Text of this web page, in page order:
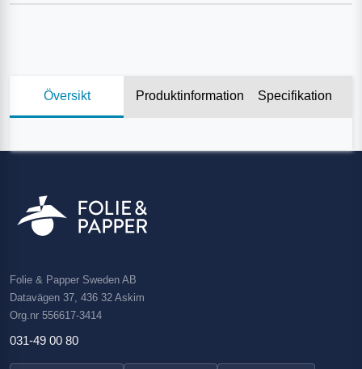
Översikt Produktinformation Specifikation
Folie & Papper Sweden AB
Datavägen 37, 436 32 Askim
Org.nr 556617-3414
031-49 00 80